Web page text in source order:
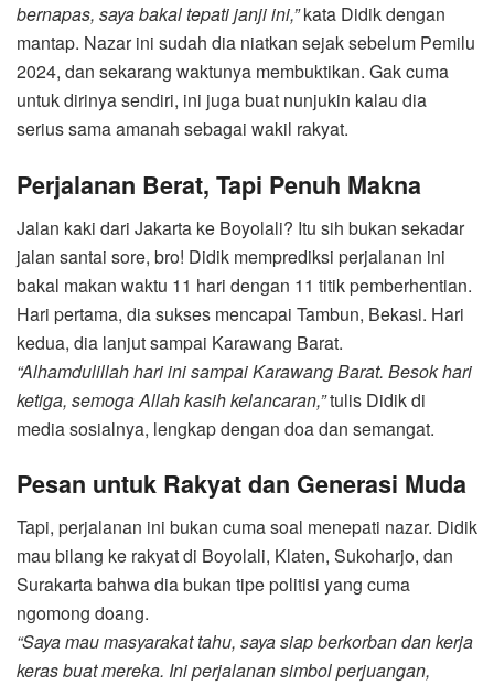
bernapas, saya bakal tepati janji ini,”kata Didik dengan
mantap. Nazar ini sudah dia niatkan sejak sebelum Pemilu
2024, dan sekarang waktunya membuktikan. Gak cuma
untuk dirinya sendiri, ini juga buat nunjukin kalau dia
serius sama amanah sebagai wakil rakyat.
Perjalanan Berat, Tapi Penuh Makna
Jalan kaki dari Jakarta ke Boyolali? Itu sih bukan sekadar
jalan santai sore, bro! Didik memprediksi perjalanan ini
bakal makan waktu 11 hari dengan 11 titik pemberhentian.
Hari pertama, dia sukses mencapai Tambun, Bekasi. Hari
kedua, dia lanjut sampai Karawang Barat.
“Alhamdulillah hari ini sampai Karawang Barat. Besok hari
ketiga, semoga Allah kasih kelancaran,”tulis Didik di
media sosialnya, lengkap dengan doa dan semangat.
Pesan untuk Rakyat dan Generasi Muda
Tapi, perjalanan ini bukan cuma soal menepati nazar. Didik
mau bilang ke rakyat di Boyolali, Klaten, Sukoharjo, dan
Surakarta bahwa dia bukan tipe politisi yang cuma
ngomong doang.
“Saya mau masyarakat tahu, saya siap berkorban dan kerja
keras buat mereka. Ini perjalanan simbol perjuangan,